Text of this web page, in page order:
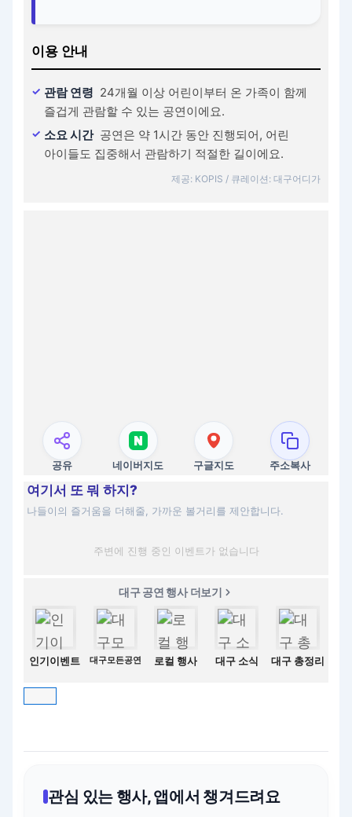
이용 안내
관람 연령 24개월 이상 어린이부터 온 가족이 함께
즐겁게 관람할 수 있는 공연이에요.
소요 시간 공연은 약 1시간 동안 진행되어, 어린
아이들도 집중해서 관람하기 적절한 길이에요.
제공: KOPIS / 큐레이션: 대구어디가
공유 네이버지도 구글지도 주소복사
여기서 또 뭐 하지?
나들이의 즐거움을 더해줄, 가까운 볼거리를 제안합니다.
주변에 진행 중인 이벤트가 없습니다
대구 공연 행사 더보기
인기이벤트 대구모든공연 로컬 행사 대구 소식 대구 총정리
관심 있는 행사, 앱에서 챙겨드려요